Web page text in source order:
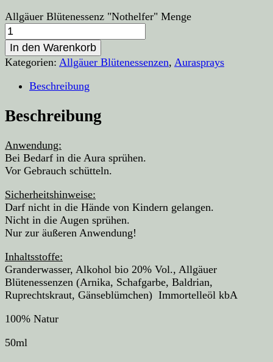
Allgäuer Blütenessenz "Nothelfer" Menge
In den Warenkorb
Kategorien: Allgäuer Blütenessenzen, Aurasprays
Beschreibung
Beschreibung
Anwendung:
Bei Bedarf in die Aura sprühen.
Vor Gebrauch schütteln.
Sicherheitshinweise:
Darf nicht in die Hände von Kindern gelangen.
Nicht in die Augen sprühen.
Nur zur äußeren Anwendung!
Inhaltsstoffe:
Granderwasser, Alkohol bio 20% Vol., Allgäuer
Blütenessenzen (Arnika, Schafgarbe, Baldrian,
Ruprechtskraut, Gänseblümchen) Immortelleöl kbA
100% Natur
50ml